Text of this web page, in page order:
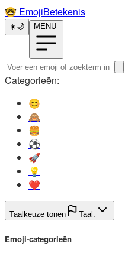
🤓️ EmojiBetekenis
☀️🌙 MENU
Categorieën:
😊️
🙈️
🍔️
⚽️
🚀️
💡️
❤️
Taalkeuze tonen Taal:
Emoji-categorieën